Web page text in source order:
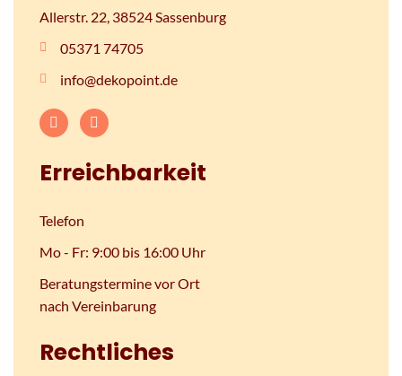
Allerstr. 22, 38524 Sassenburg
05371 74705
info@dekopoint.de
Erreichbarkeit
Telefon
Mo - Fr: 9:00 bis 16:00 Uhr
Beratungstermine vor Ort
nach Vereinbarung
Rechtliches